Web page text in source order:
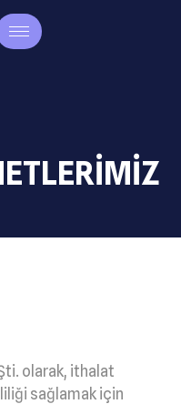
olarak, ithalat
sağlamak için